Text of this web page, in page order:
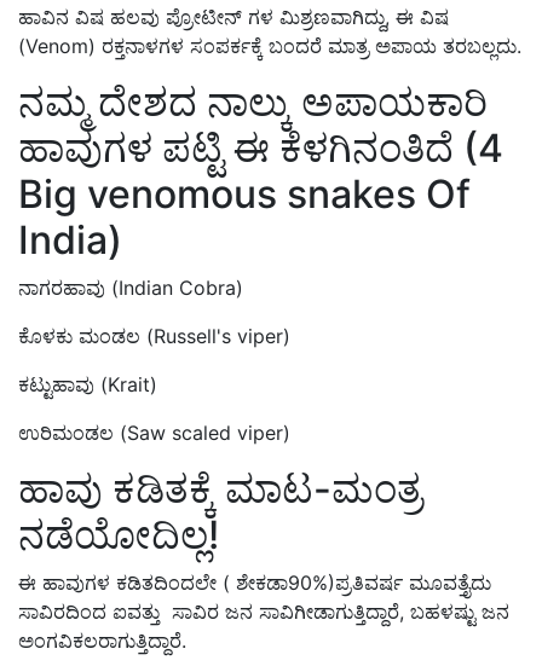
ಹಾವಿನ ವಿಷ ಹಲವು ಪ್ರೋಟೀನ್ ಗಳ ಮಿಶ್ರಣವಾಗಿದ್ದು, ಈ ವಿಷ
(Venom) ರಕ್ತನಾಳಗಳ ಸಂಪರ್ಕಕ್ಕೆ ಬಂದರೆ ಮಾತ್ರ ಅಪಾಯ ತರಬಲ್ಲದು.
ನಮ್ಮ ದೇಶದ ನಾಲ್ಕು ಅಪಾಯಕಾರಿ
ಹಾವುಗಳ ಪಟ್ಟಿ ಈ ಕೆಳಗಿನಂತಿದೆ (4
Big venomous snakes Of
India)
ನಾಗರಹಾವು (Indian Cobra)
ಕೊಳಕು ಮಂಡಲ (Russell's viper)
ಕಟ್ಟುಹಾವು (Krait)
ಉರಿಮಂಡಲ (Saw scaled viper)
ಹಾವು ಕಡಿತಕ್ಕೆ ಮಾಟ-ಮಂತ್ರ
ನಡೆಯೋದಿಲ್ಲ!
ಈ ಹಾವುಗಳ ಕಡಿತದಿಂದಲೇ ( ಶೇಕಡಾ90%)ಪ್ರತಿವರ್ಷ ಮೂವತ್ತೈದು
ಸಾವಿರದಿಂದ ಐವತ್ತು ಸಾವಿರ ಜನ ಸಾವಿಗೀಡಾಗುತ್ತಿದ್ದಾರೆ, ಬಹಳಷ್ಟು ಜನ
ಅಂಗವಿಕಲರಾಗುತ್ತಿದ್ದಾರೆ.